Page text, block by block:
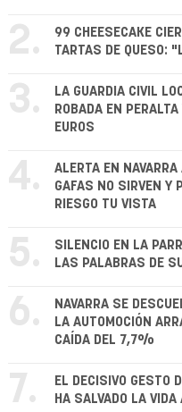
2.
99 CHEESECAKE
TARTAS DE QUESO:
3.
LA GUARDIA CIVIL
ROBADA EN
EUROS
4.
ALERTA EN
GAFAS NO SIRVEN Y
RIESGO TU VISTA
5.
SILENCIO EN LA
LAS PALABRAS DE
6.
NAVARRA SE
LA AUTOMOCIÓN
CAÍDA DEL 7,7%
7.
EL DECISIVO GESTO
HA SALVADO LA